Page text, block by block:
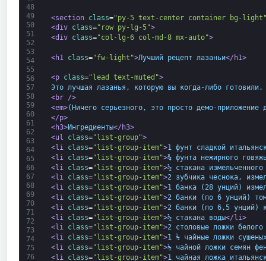
48
49
50
51
52
53
54
55
56
57
58
59
60
61
62
63
64
65
66
67
68
69
70
71
72
73
74
75
76
<section class="py-5 text-center container bg-
<div class="row py-lg-5">
<div class="col-lg-6 col-md-8 mx-auto">
<h1 class="fw-light">Лучший рецепт лазаньи</h1>
<p class="lead text-muted">
Это лучшая лазанья, которую вы когда-либо готовили.
<br />
<em>(Ничего серьезного, это просто демо-
</p>
<h3>Ингредиенты</h3>
<ul
class="list-group">
<li class="list-group-item">1 фунт сладкой
<li
class="list-group-item">¾ фунта нежирного
<li
class="list-group-item">½ стакана измельченного
<li class="list-group-item">2 зубчика чеснока,
<li class="list-group-item">1 банка (28 унций)
<li class="list-group-item">2 банки (по 6 унций)
<li
class="list-group-item">2 банки (по 6,5 унций)
<li
class="list-group-item">½ стакана воды</li>
<li class="list-group-item">2 столовые ложки белого
<li class="list-group-item">1 ½ чайные ложки
<li class="list-group-item">½ чайной ложки семян
<li
class="list-group-item">1 чайная ложка